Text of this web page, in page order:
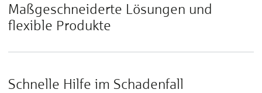
Maßgeschneiderte Lösungen und
flexible Produkte
Schnelle Hilfe im Schadenfall